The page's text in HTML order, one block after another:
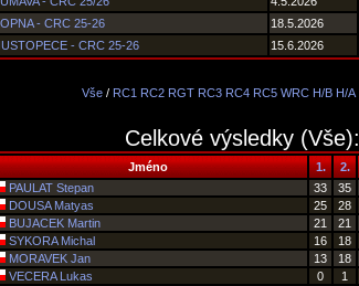
- CRC 25-26
18.5.2026
- CRC 25-26
15.6.2026
Vše/ RC1 RC2 RGT RC3 RC4 RC5 WRC H/B H/A
Celkové výsledky (Vše):
Jméno 1. 2.
PAULAT Stepan
33 35
DOUSA Matyas
25 28
BUJACEK Martin
21 21
SYKORA Michal
16 18
MORAVEK Jan
13 18
VECERA Lukas
0 1